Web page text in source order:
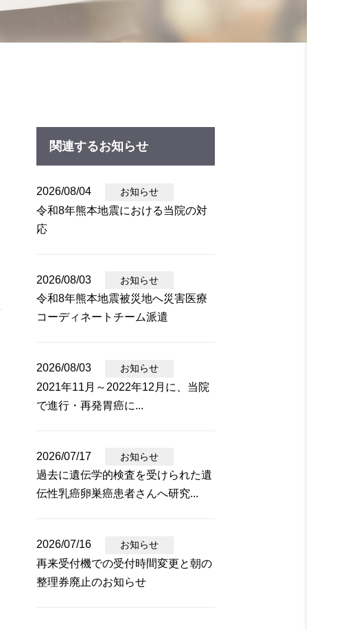
関連するお知らせ
2026/08/04 お知らせ
令和8年熊本地震における当院の対
応
2026/08/03 お知らせ
令和8年熊本地震被災地へ災害医療
コーディネートチーム派遣
2026/08/03 お知らせ
2021年11月～2022年12月に、当院
で進行・再発胃癌に...
2026/07/17 お知らせ
過去に遺伝学的検査を受けられた遺
伝性乳癌卵巣癌患者さんへ研究...
2026/07/16 お知らせ
再来受付機での受付時間変更と朝の
整理券廃止のお知らせ